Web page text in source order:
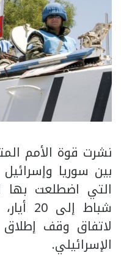
نشرت قوة الأمم
بين سوريا وإسرائيل
شباط
لاتفاق وقف إطلاق
الإسرائيلي.